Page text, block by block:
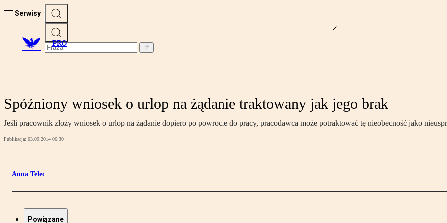
Serwisy
PRO
Spóźniony wniosek o urlop na żądanie traktowany jak jego brak
Jeśli pracownik złoży wniosek o urlop na żądanie dopiero po powrocie do pracy, pracodawca może potraktować tę nieobecność jako
Publikacja: 03.09.2014 06:30
Anna Telec
Powiązane